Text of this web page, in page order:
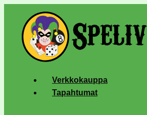
Verkkokauppa
Tapahtumat